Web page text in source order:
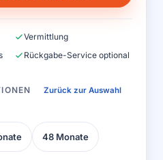
Vermittlung
Rückgabe-Service optional
Zurück zur Auswahl
48 Monate